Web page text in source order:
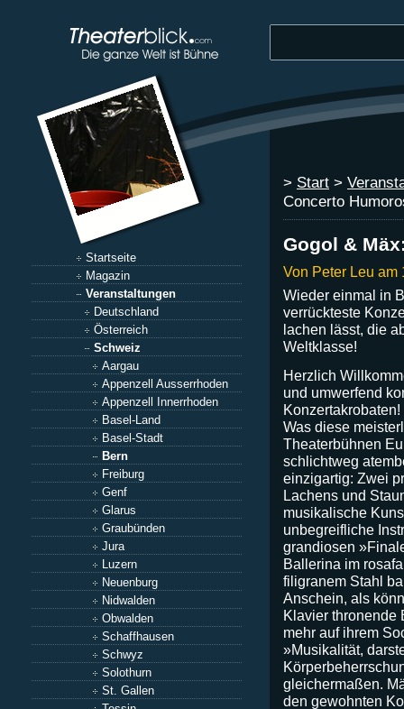
Startseite
Magazin
Veranstaltungen
Deutschland
Österreich
Schweiz
Aargau
Appenzell Ausserrhoden
Appenzell Innerrhoden
Basel-Land
Basel-Stadt
Bern
Freiburg
Genf
Glarus
Graubünden
Jura
Luzern
Neuenburg
Nidwalden
Obwalden
Schaffhausen
Schwyz
Solothurn
St. Gallen
> Start >
Concerto
Gogol &
Von Peter Leu am
Wieder einmal in
verrückteste
lachen lässt, die
Weltklasse!
Herzlich
und umwerfend
Konzertakrobaten!
Was diese
Theaterbühnen
schlichtweg
einzigartig: Zwei
Lachens und
musikalische
unbegreifliche
grandiosen
Ballerina im
filigranem Stahl
Anschein, als
Klavier thronende
mehr auf ihrem
»Musikalität,
gleichermaßen.
den gewohnten